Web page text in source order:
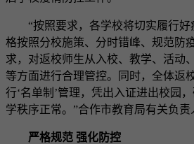
“按照要求，各学校将切实履行好
格按照分校施策、分时错峰、规范防
求，对返校师生从入校、教学、活动
等方面进行合理管控。同时，全体返
行‘名单制’管理，凭出入证进出校园
学秩序正常。”合作市教育局有关负责
严格规范 强化防控